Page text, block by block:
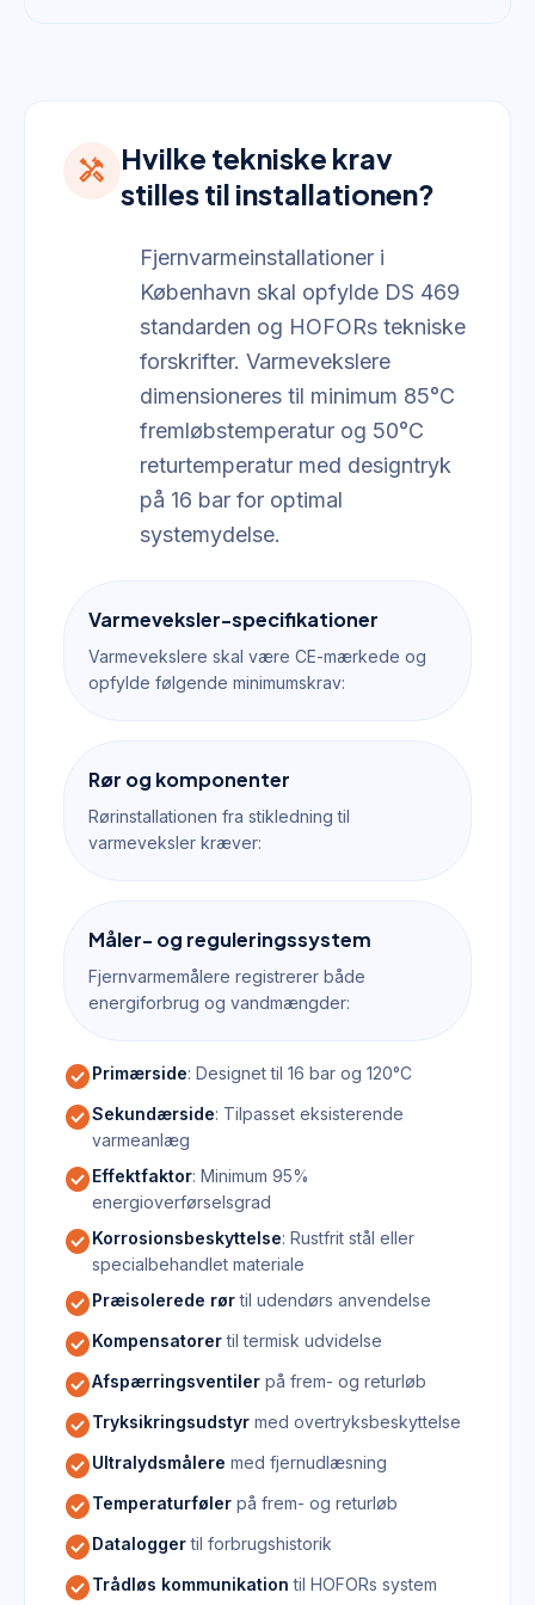
handyman Hvilke tekniske krav
stilles til installationen?
Fjernvarmeinstallationer i
København skal opfylde DS 469
standarden og HOFORs tekniske
forskrifter. Varmevekslere
dimensioneres til minimum 85°C
fremløbstemperatur og 50°C
returtemperatur med designtryk
på 16 bar for optimal
systemydelse.
Varmeveksler-specifikationer
Varmevekslere skal være CE-mærkede og
opfylde følgende minimumskrav:
Rør og komponenter
Rørinstallationen fra stikledning til
varmeveksler kræver:
Måler- og reguleringssystem
Fjernvarmemålere registrerer både
energiforbrug og vandmængder:
check_circlePrimærside: Designet til 16 bar og 120°C
check_circleSekundærside: Tilpasset eksisterende
varmeanlæg
check_circleEffektfaktor: Minimum 95%
energioverførselsgrad
check_circleKorrosionsbeskyttelse: Rustfrit stål eller
specialbehandlet materiale
check_circlePræisolerede rørtil udendørs anvendelse
check_circleKompensatorertil termisk udvidelse
check_circleAfspærringsventiler på frem- og returløb
check_circleTryksikringsudstyr med overtryksbeskyttelse
check_circleUltralydsmålere med fjernudlæsning
check_circleTemperaturføler på frem- og returløb
check_circleDataloggertil forbrugshistorik
check_circleTrådløs kommunikation til HOFORs system